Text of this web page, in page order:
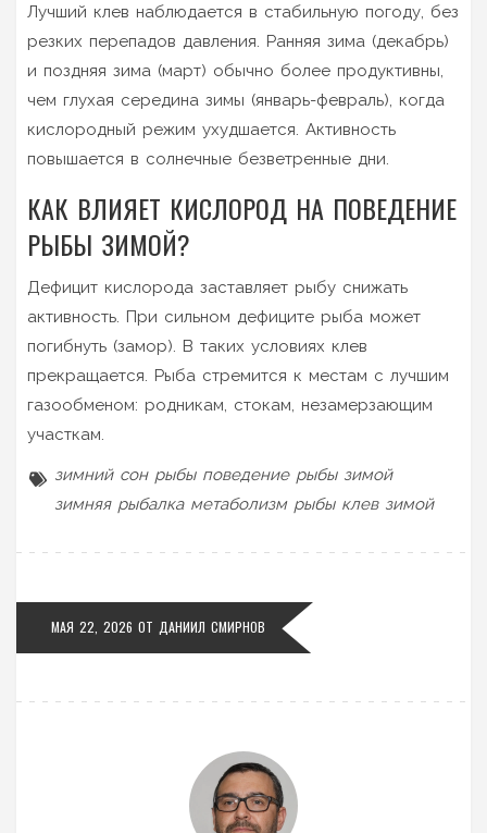
Лучший клев наблюдается в стабильную погоду, без
резких перепадов давления. Ранняя зима (декабрь)
и поздняя зима (март) обычно более продуктивны,
чем глухая середина зимы (январь-февраль), когда
кислородный режим ухудшается. Активность
повышается в солнечные безветренные дни.
КАК ВЛИЯЕТ КИСЛОРОД НА ПОВЕДЕНИЕ
РЫБЫ ЗИМОЙ?
Дефицит кислорода заставляет рыбу снижать
активность. При сильном дефиците рыба может
погибнуть (замор). В таких условиях клев
прекращается. Рыба стремится к местам с лучшим
газообменом: родникам, стокам, незамерзающим
участкам.
зимний сон рыбы поведение рыбы зимой
зимняя рыбалка метаболизм рыбы клев зимой
МАЯ 22, 2026 ОТ ДАНИИЛ СМИРНОВ